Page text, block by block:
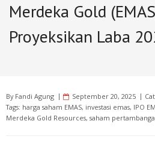
Merdeka Gold
Proyeksikan Laba
By Fandi Agung September 20, 2025
Tags: harga saham EMAS, investasi emas, IPO
Merdeka Gold Resources, saham